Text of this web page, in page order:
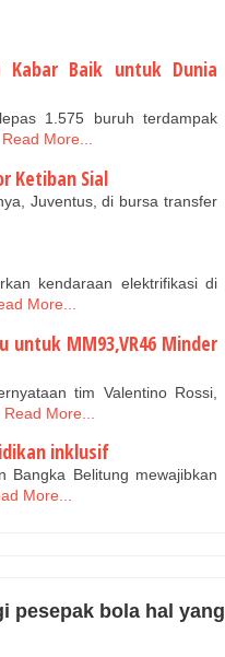
Kabar Baik untuk Dunia
1.575 buruh terdampak
Read More...
Ketiban Sial
Juventus, di bursa transfer
kendaraan elektrifikasi di
More...
untuk MM93,VR46 Minder
tim Valentino Rossi,
Read More...
inklusif
Bangka Belitung mewajibkan
More...
pesepak bola hal yang